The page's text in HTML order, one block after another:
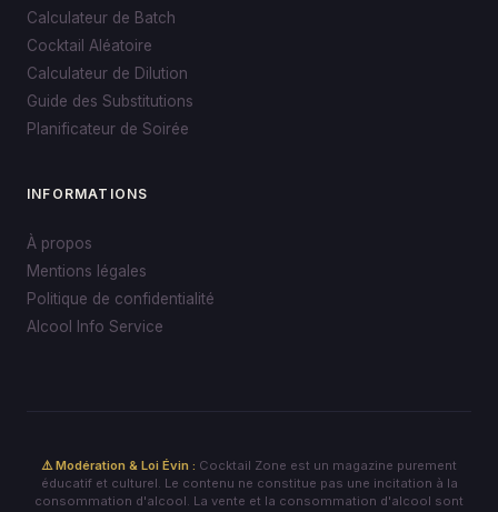
Calculateur de Batch
Cocktail Aléatoire
Calculateur de Dilution
Guide des Substitutions
Planificateur de Soirée
INFORMATIONS
À propos
Mentions légales
Politique de confidentialité
Alcool Info Service
⚠️ Modération & Loi Évin : Cocktail Zone est un magazine purement
éducatif et culturel. Le contenu ne constitue pas une incitation à la
consommation d'alcool. La vente et la consommation d'alcool sont